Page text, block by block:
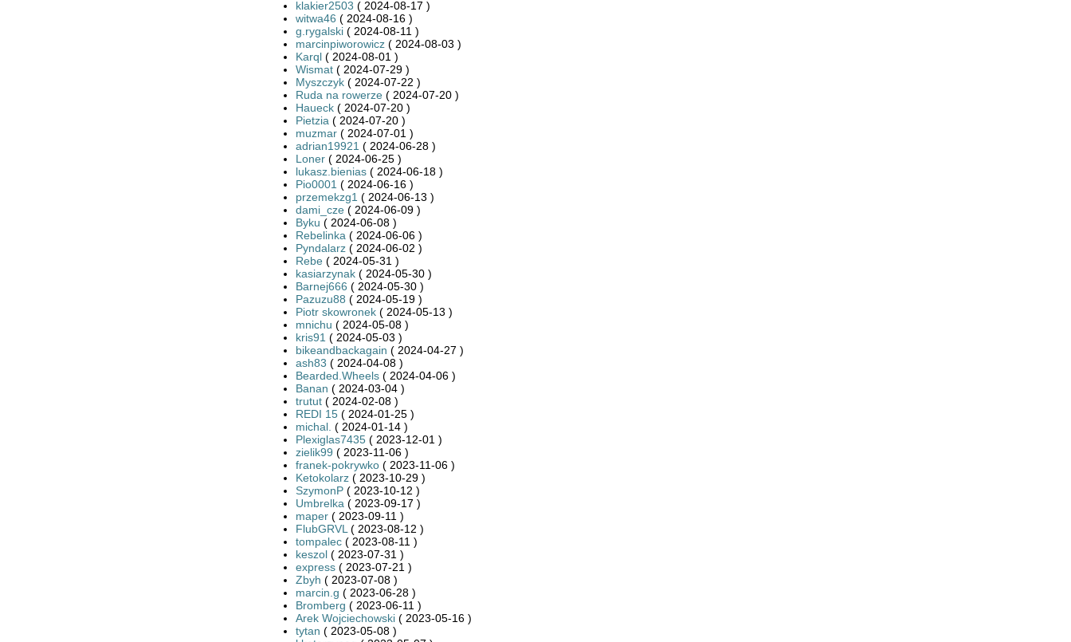
klakier2503 ( 2024-08-17 )
witwa46 ( 2024-08-16 )
g.rygalski( 2024-08-11 )
marcinpiworowicz( 2024-08-03 )
Karql( 2024-08-01 )
Wismat( 2024-07-29 )
Myszczyk( 2024-07-22 )
Ruda na rowerze( 2024-07-20 )
Haueck( 2024-07-20 )
Pietzia ( 2024-07-20 )
muzmar( 2024-07-01 )
adrian19921 ( 2024-06-28 )
Loner( 2024-06-25 )
lukasz.bienias( 2024-06-18 )
Pio0001 ( 2024-06-16 )
przemekzg1 ( 2024-06-13 )
dami_cze( 2024-06-09 )
Byku ( 2024-06-08 )
Rebelinka ( 2024-06-06 )
Pyndalarz( 2024-06-02 )
Rebe( 2024-05-31 )
kasiarzynak( 2024-05-30 )
Barnej666 ( 2024-05-30 )
Pazuzu88 ( 2024-05-19 )
Piotr skowronek( 2024-05-13 )
mnichu ( 2024-05-08 )
kris91 ( 2024-05-03 )
bikeandbackagain ( 2024-04-27 )
ash83 ( 2024-04-08 )
Bearded.Wheels( 2024-04-06 )
Banan ( 2024-03-04 )
trutut( 2024-02-08 )
REDI 15( 2024-01-25 )
michal. ( 2024-01-14 )
Plexiglas7435( 2023-12-01 )
zielik99 ( 2023-11-06 )
franek-pokrywko( 2023-11-06 )
Ketokolarz( 2023-10-29 )
SzymonP( 2023-10-12 )
Umbrelka ( 2023-09-17 )
maper( 2023-09-11 )
FlubGRVL ( 2023-08-12 )
tompalec( 2023-08-11 )
keszol( 2023-07-31 )
express( 2023-07-21 )
Zbyh ( 2023-07-08 )
marcin.g ( 2023-06-28 )
Bromberg ( 2023-06-11 )
Arek Wojciechowski( 2023-05-16 )
tytan ( 2023-05-08 )